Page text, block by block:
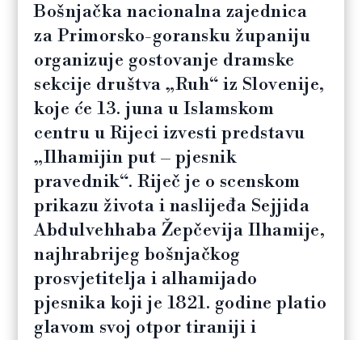
Bošnjačka nacionalna zajednica
za Primorsko-goransku županiju
organizuje gostovanje dramske
sekcije društva „Ruh“ iz Slovenije,
koje će 13. juna u Islamskom
centru u Rijeci izvesti predstavu
„Ilhamijin put – pjesnik
pravednik“. Riječ je o scenskom
prikazu života i naslijeđa Sejjida
Abdulvehhaba Žepčevija Ilhamije,
najhrabrijeg bošnjačkog
prosvjetitelja i alhamijado
pjesnika koji je 1821. godine platio
glavom svoj otpor tiraniji i